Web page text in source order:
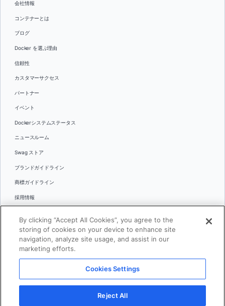
会社情報
コンテナーとは
ブログ
Docker を選ぶ理由
信頼性
カスタマーサクセス
パートナー
イベント
Dockerシステムステータス
ニュースルーム
Swag ストア
ブランドガイドライン
商標ガイドライン
採用情報
言語
日本語
© 2026 Docker Inc.全著作権所有
利用規約(英語)
プライバシー
By clicking “Accept All Cookies”, you agree to the
storing of cookies on your device to enhance site
navigation, analyze site usage, and assist in our
marketing efforts.
Cookies Settings
Reject All